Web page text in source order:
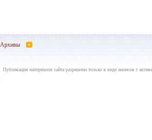
Архивы
Публикация материалов сайта разрешена только в виде анонсов с